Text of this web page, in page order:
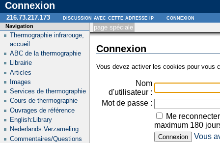
Connexion
page spéciale
Connexion
Vous devez activer les cookies pour vous
Nom
d'utilisateur :
Mot de passe :
Me
maximum 180
Vous
Navigation
Thermographie infrarouge,
accueil
ABC de la thermographie
Librairie
Articles
Images
Services de thermographie
Cours de thermographie
Ouvrages de référence
English:Library
Nederlands:Verzameling
Commentaires/Questions
216.73.217.173 discussion avec cette adresse ip connexion